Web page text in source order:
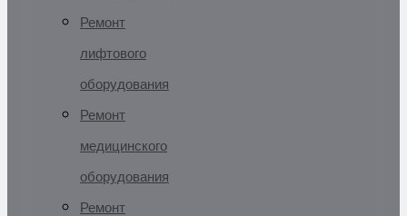
Ремонт
лифтового
оборудования
Ремонт
медицинского
оборудования
Ремонт